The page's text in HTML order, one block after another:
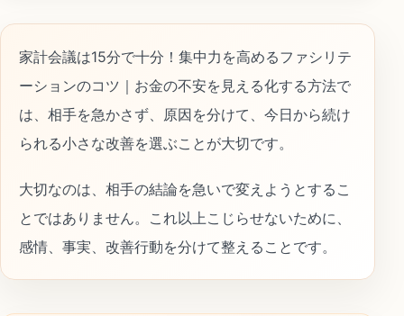
家計会議は15分で十分！集中力を高めるファシリテ
ーションのコツ｜お金の不安を見える化する方法で
は、相手を急かさず、原因を分けて、今日から続け
られる小さな改善を選ぶことが大切です。
大切なのは、相手の結論を急いで変えようとするこ
とではありません。これ以上こじらせないために、
感情、事実、改善行動を分けて整えることです。